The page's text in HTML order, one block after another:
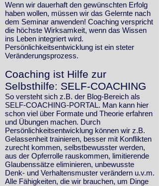
Wenn wir dauerhaft den gewünschten Erfolg
haben wollen, müssen wir das Gelernte nach
dem Seminar anwenden! Coaching verspricht
die höchste Wirksamkeit, wenn das Wissen
ins Leben integriert wird.
Persönlichkeitsentwicklung ist ein steter
Veränderungsprozess.
Coaching ist Hilfe zur
Selbsthilfe: SELF-COACHING
So versteht sich z.B. der Blog-Bereich als
SELF-COACHING-PORTAL. Man kann hier
schon viel über Formate und Theorie erfahren
und Übungen machen. Durch
Persönlichkeitsentwicklung können wir z.B.
Gelassenheit trainieren, besser mit Konflikten
zurecht kommen, selbstbewusster werden,
aus der Opferrolle rauskommen, limitierende
Glaubenssätze eliminieren, unbewusste
Denk- und Verhaltensmuster verändern u.v.m.
Alle Fähigkeiten, die wir brauchen, um Dinge